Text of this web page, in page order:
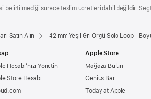
belirtilmediği sürece teslim ücretleri dahil değildir.
Satın Alın 42 mm Yeşil Gri Örgü Solo Loop -
Hesabı’nızı Yönetin
Store Hesabı
Apple Store
Mağaza Bulun
Genius Bar
Today at Apple